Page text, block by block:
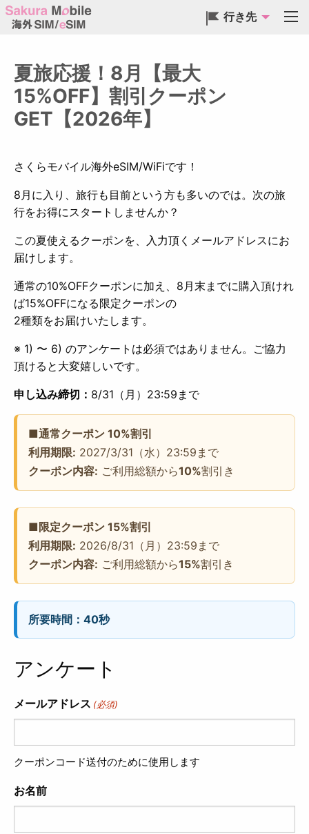
行き先
夏旅応援！8月【最大
15%OFF】割引クーポン
GET【2026年】
さくらモバイル海外eSIM/WiFiです！
8月に入り、旅行も目前という方も多いのでは。次の旅
行をお得にスタートしませんか？
この夏使えるクーポンを、入力頂くメールアドレスにお
届けします。
通常の10%OFFクーポンに加え、8月末までに購入頂けれ
ば15%OFFになる限定クーポンの
2種類をお届けいたします。
※ 1) 〜 6) のアンケートは必須ではありません。ご協力
頂けると大変嬉しいです。
申し込み締切： 8/31（月）23:59まで
■通常クーポン 10%割引
利用期限: 2027/3/31（水）23:59まで
クーポン内容: ご利用総額から10%割引き
■限定クーポン 15%割引
利用期限: 2026/8/31（月）23:59まで
クーポン内容: ご利用総額から15%割引き
所要時間：40秒
アンケート
メールアドレス (必須)
クーポンコード送付のために使用します
お名前